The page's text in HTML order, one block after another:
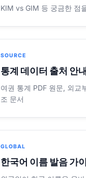
KIM vs GIM 등 궁금한 점
SOURCE
통계 데이터 출처 안내
여권 통계 PDF 원문, 외교
조 문서
GLOBAL
한국어 이름 발음 가